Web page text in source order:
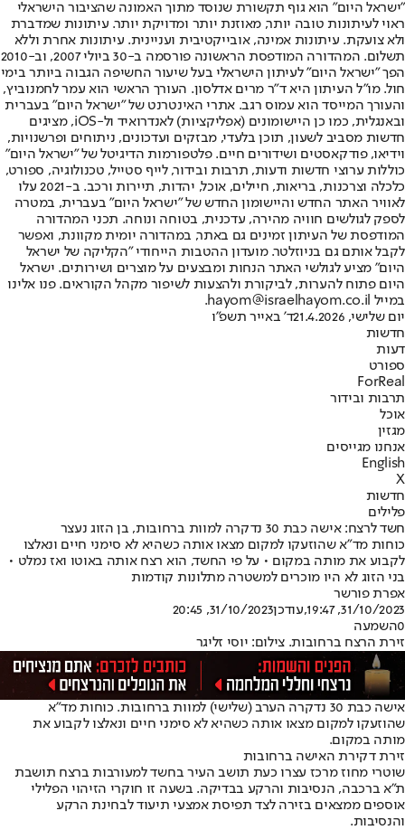
"ישראל היום" הוא גוף תקשורת שנוסד מתוך האמונה שהציבור הישראלי
ראוי לעיתונות טובה יותר, מאוזנת יותר ומדויקת יותר. עיתונות שמדברת
ולא צועקת. עיתונות אמינה, אובייקטיבית ועניינית. עיתונות אחרת וללא
תשלום. המהדורה המודפסת הראשונה פורסמה ב-30 ביולי 2007, וב-2010
הפך "ישראל היום" לעיתון הישראלי בעל שיעור החשיפה הגבוה ביותר בימי
חול. מו"ל העיתון היא ד"ר מרים אדלסון. העורך הראשי הוא עמר לחמנוביץ,
והעורך המייסד הוא עמוס רגב. אתרי האינטרנט של "ישראל היום" בעברית
ובאנגלית, כמו כן היישומונים (אפליקציות) לאנדרואיד ול-iOS, מציגים
חדשות מסביב לשעון, תוכן בלעדי, מבזקים ועדכונים, ניתוחים ופרשנויות,
וידיאו, פודקאסטים ושידורים חיים. פלטפורמות הדיגיטל של "ישראל היום"
כוללות ערוצי חדשות ודעות, תרבות ובידור, לייף סטייל, טכנולוגיה, ספורט,
כלכלה וצרכנות, בריאות, חיילים, אוכל, יהדות, תיירות ורכב. ב-2021 עלו
לאוויר האתר החדש והיישומון החדש של "ישראל היום" בעברית, במטרה
לספק לגולשים חוויה מהירה, עדכנית, בטוחה ונוחה. תכני המהדורה
המודפסת של העיתון זמינים גם באתר, במהדורה יומית מקוונת, ואפשר
לקבל אותם גם בניוזלטר. מועדון ההטבות הייחודי "הקליקה של ישראל
היום" מציע לגולשי האתר הנחות ומבצעים על מוצרים ושירותים. ישראל
היום פתוח להערות, לביקורת ולהצעות לשיפור מקהל הקוראים. פנו אלינו
במייל hayom@israelhayom.co.il.
יום שלישי, 21.4.2026
ד' באייר תשפ"ו
חדשות
דעות
ספורט
ForReal
תרבות ובידור
אוכל
מגזין
אנחנו מגייסים
English
X
חדשות
פלילים
חשד לרצח: אישה כבת 30 נדקרה למוות ברחובות, בן הזוג נעצר
כוחות מד"א שהוזעקו למקום מצאו אותה כשהיא לא סימני חיים ונאלצו
לקבוע את מותה במקום • על פי החשד, הוא רצח אותה באוטו ואז נמלט •
בני הזוג לא היו מוכרים למשטרה מתלונות קודמות
אפרת פורשר
31/10/2023, 19:47
,עודכן31/10/2023, 20:45
0השמעה
זירת הרצח ברחובות. צילום: יוסי זליגר
אישה כבת 30 נדקרה הערב (שלישי) למוות ברחובות. כוחות מד"א
שהוזעקו למקום מצאו אותה כשהיא לא סימני חיים ונאלצו לקבוע את
מותה במקום.
זירת דקירת האישה ברחובות
שוטרי מחוז מרכז עצרו כעת תושב העיר בחשד למעורבות ברצח תושבת
ת"א ברכבה, הנסיבות והרקע בבדיקה. בשעה זו חוקרי הזיהוי הפלילי
אוספים ממצאים בזירה לצד תפיסת אמצעי תיעוד לבחינת הרקע
והנסיבות.